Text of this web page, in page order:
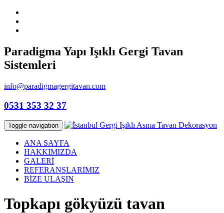
Paradigma Yapı Işıklı Gergi Tavan
Sistemleri
info@paradigmagergitavan.com
0531 353 32 37
Toggle navigation
ANA SAYFA
HAKKIMIZDA
GALERİ
REFERANSLARIMIZ
BİZE ULAŞIN
Topkapı gökyüzü tavan